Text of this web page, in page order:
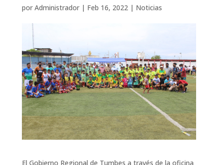
por Administrador| Feb 16, 2022| Noticias
El Gobierno Regional de Tumbes a través de la oficina